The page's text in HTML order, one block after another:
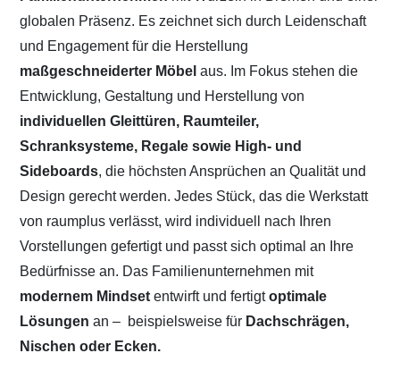
globalen Präsenz. Es zeichnet sich durch Leidenschaft
und Engagement für die Herstellung
maßgeschneiderter Möbelaus. Im Fokus stehen die
Entwicklung, Gestaltung und Herstellung von
individuellen Gleittüren, Raumteiler,
Schranksysteme, Regale sowie High- und
Sideboards, die höchsten Ansprüchen an Qualität und
Design gerecht werden. Jedes Stück, das die Werkstatt
von raumplus verlässt, wird individuell nach Ihren
Vorstellungen gefertigt und passt sich optimal an Ihre
Bedürfnisse an. Das Familienunternehmen mit
modernem Mindset entwirft und fertigtoptimale
Lösungen an – beispielsweise für Dachschrägen,
Nischen oder Ecken.